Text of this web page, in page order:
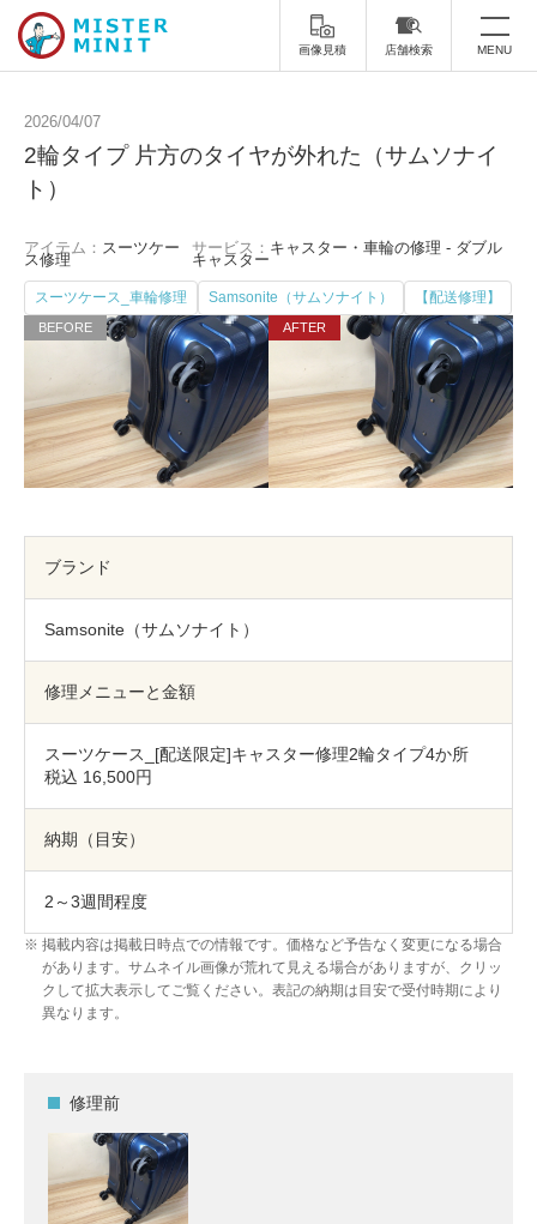
画像見積 店舗検索 MENU
ミスターミニットについて
スーツケース修理 靴修理
スニーカー修理 靴磨き
カバンの修理 時計修理・電池交換
傘修理 合鍵の作製
印鑑・はんこの作製 ダビング
包丁研ぎ 杖先の修理
店舗を探す
オンライン修理見積もりサービス（配送修理）
お問い合わせ
採用情報
CLOSE
2026/04/07
2輪タイプ 片方のタイヤが外れた（サムソナイ
ト）
アイテム： スーツケー
ス修理
サービス： キャスター・車輪の修理 - ダブル
キャスター
スーツケース_車輪修理 Samsonite（サムソナイト） 【配送修理】
ブランド
Samsonite（サムソナイト）
修理メニューと金額
スーツケース_[配送限定]キャスター修理2輪タイプ4か所
税込 16,500円
納期（目安）
2～3週間程度
掲載内容は掲載日時点での情報です。価格など予告なく変更になる場合
があります。サムネイル画像が荒れて見える場合がありますが、クリッ
クして拡大表示してご覧ください。表記の納期は目安で受付時期により
異なります。
修理前